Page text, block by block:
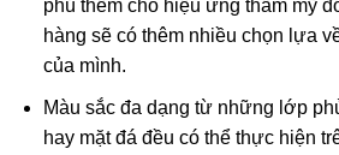
phú thêm cho hiệu ứng thẩm mỹ
hàng sẽ có thêm nhiều chọn lựa
của mình.
Màu sắc đa dạng từ những lớp
hay mặt đá đều có thể thực hiện